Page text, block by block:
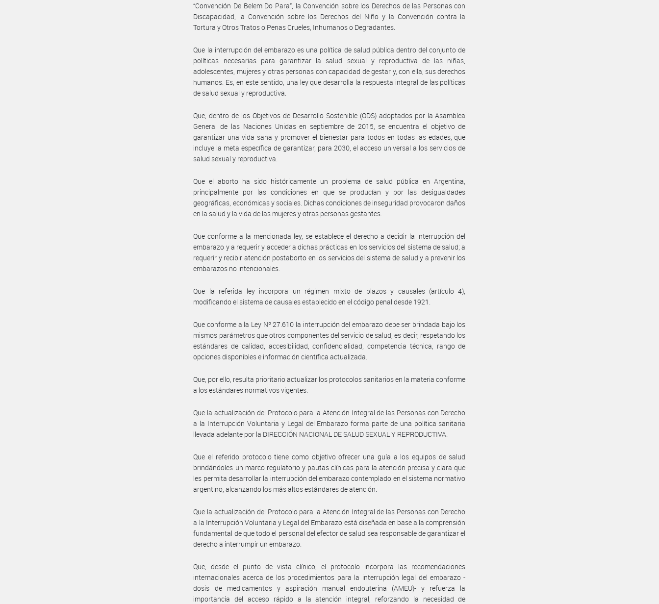
“Convención De Belem Do Para”, la Convención sobre los Derechos de las Personas con
Discapacidad, la Convención sobre los Derechos del Niño y la Convención contra la
Tortura y Otros Tratos o Penas Crueles, Inhumanos o Degradantes.
Que la interrupción del embarazo es una política de salud pública dentro del conjunto de
políticas necesarias para garantizar la salud sexual y reproductiva de las niñas,
adolescentes, mujeres y otras personas con capacidad de gestar y, con ella, sus derechos
humanos. Es, en este sentido, una ley que desarrolla la respuesta integral de las políticas
de salud sexual y reproductiva.
Que, dentro de los Objetivos de Desarrollo Sostenible (ODS) adoptados por la Asamblea
General de las Naciones Unidas en septiembre de 2015, se encuentra el objetivo de
garantizar una vida sana y promover el bienestar para todos en todas las edades, que
incluye la meta específica de garantizar, para 2030, el acceso universal a los servicios de
salud sexual y reproductiva.
Que el aborto ha sido históricamente un problema de salud pública en Argentina,
principalmente por las condiciones en que se producían y por las desigualdades
geográficas, económicas y sociales. Dichas condiciones de inseguridad provocaron daños
en la salud y la vida de las mujeres y otras personas gestantes.
Que conforme a la mencionada ley, se establece el derecho a decidir la interrupción del
embarazo y a requerir y acceder a dichas prácticas en los servicios del sistema de salud; a
requerir y recibir atención postaborto en los servicios del sistema de salud y a prevenir los
embarazos no intencionales.
Que la referida ley incorpora un régimen mixto de plazos y causales (artículo 4),
modificando el sistema de causales establecido en el código penal desde 1921.
Que conforme a la Ley Nº 27.610 la interrupción del embarazo debe ser brindada bajo los
mismos parámetros que otros componentes del servicio de salud, es decir, respetando los
estándares de calidad, accesibilidad, confidencialidad, competencia técnica, rango de
opciones disponibles e información científica actualizada.
Que, por ello, resulta prioritario actualizar los protocolos sanitarios en la materia conforme
a los estándares normativos vigentes.
Que la actualización del Protocolo para la Atención Integral de las Personas con Derecho
a la Interrupción Voluntaria y Legal del Embarazo forma parte de una política sanitaria
llevada adelante por la DIRECCIÓN NACIONAL DE SALUD SEXUAL Y REPRODUCTIVA.
Que el referido protocolo tiene como objetivo ofrecer una guía a los equipos de salud
brindándoles un marco regulatorio y pautas clínicas para la atención precisa y clara que
les permita desarrollar la interrupción del embarazo contemplado en el sistema normativo
argentino, alcanzando los más altos estándares de atención.
Que la actualización del Protocolo para la Atención Integral de las Personas con Derecho
a la Interrupción Voluntaria y Legal del Embarazo está diseñada en base a la comprensión
fundamental de que todo el personal del efector de salud sea responsable de garantizar el
derecho a interrumpir un embarazo.
Que, desde el punto de vista clínico, el protocolo incorpora las recomendaciones
internacionales acerca de los procedimientos para la interrupción legal del embarazo -
dosis de medicamentos y aspiración manual endouterina (AMEU)- y refuerza la
importancia del acceso rápido a la atención integral, reforzando la necesidad de